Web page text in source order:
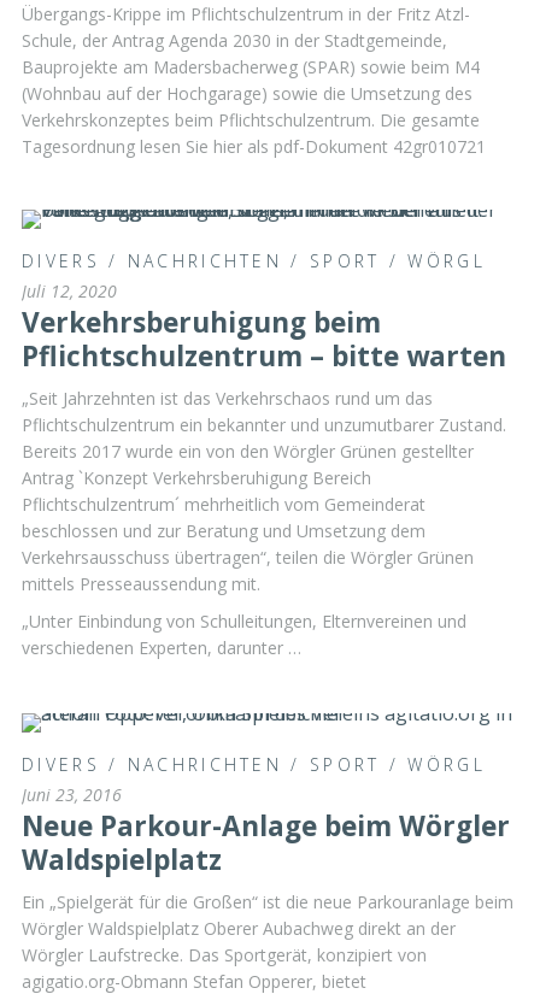
Übergangs-Krippe im Pflichtschulzentrum in der Fritz Atzl-
Schule, der Antrag Agenda 2030 in der Stadtgemeinde,
Bauprojekte am Madersbacherweg (SPAR) sowie beim M4
(Wohnbau auf der Hochgarage) sowie die Umsetzung des
Verkehrskonzeptes beim Pflichtschulzentrum. Die gesamte
Tagesordnung lesen Sie hier als pdf-Dokument 42gr010721
DIVERS / NACHRICHTEN / SPORT /WÖRGL
Juli 12, 2020
Verkehrsberuhigung beim
Pflichtschulzentrum – bitte warten
„Seit Jahrzehnten ist das Verkehrschaos rund um das
Pflichtschulzentrum ein bekannter und unzumutbarer Zustand.
Bereits 2017 wurde ein von den Wörgler Grünen gestellter
Antrag `Konzept Verkehrsberuhigung Bereich
Pflichtschulzentrum´ mehrheitlich vom Gemeinderat
beschlossen und zur Beratung und Umsetzung dem
Verkehrsausschuss übertragen“, teilen die Wörgler Grünen
mittels Presseaussendung mit.
„Unter Einbindung von Schulleitungen, Elternvereinen und
verschiedenen Experten, darunter …
DIVERS / NACHRICHTEN / SPORT /WÖRGL
Juni 23, 2016
Neue Parkour-Anlage beim Wörgler
Waldspielplatz
Ein „Spielgerät für die Großen“ ist die neue Parkouranlage beim
Wörgler Waldspielplatz Oberer Aubachweg direkt an der
Wörgler Laufstrecke. Das Sportgerät, konzipiert von
agigatio.org-Obmann Stefan Opperer, bietet